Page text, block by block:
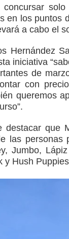
concursar
en los puntos
a cabo el
Hernández
iniciativa
de
con
queremos
destacar que
las personas
Jumbo,
y Hush